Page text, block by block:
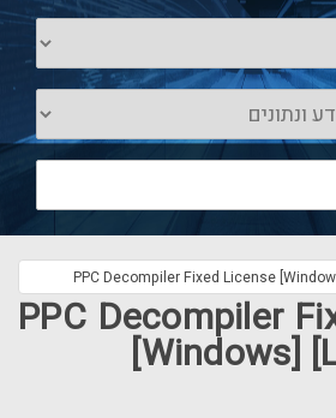
PPC Decompiler Fixed License
PPC Decompiler
[Windows]